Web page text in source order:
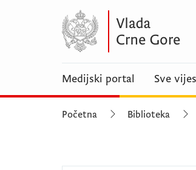
Medijski portal Sve
Početna Biblioteka